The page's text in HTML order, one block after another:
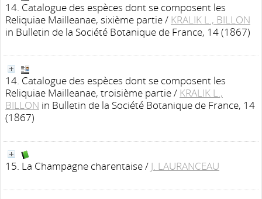
14. Catalogue des espèces dont se composent les
Reliquiae Mailleanae, sixième partie/ KRALIK L., BILLON
in Bulletin de la Société Botanique de France, 14 (1867)
14. Catalogue des espèces dont se composent les
Reliquiae Mailleanae, troisième partie/ KRALIK L.,
BILLON in Bulletin de la Société Botanique de France, 14
(1867)
15. La Champagne charentaise/ J. LAURANCEAU